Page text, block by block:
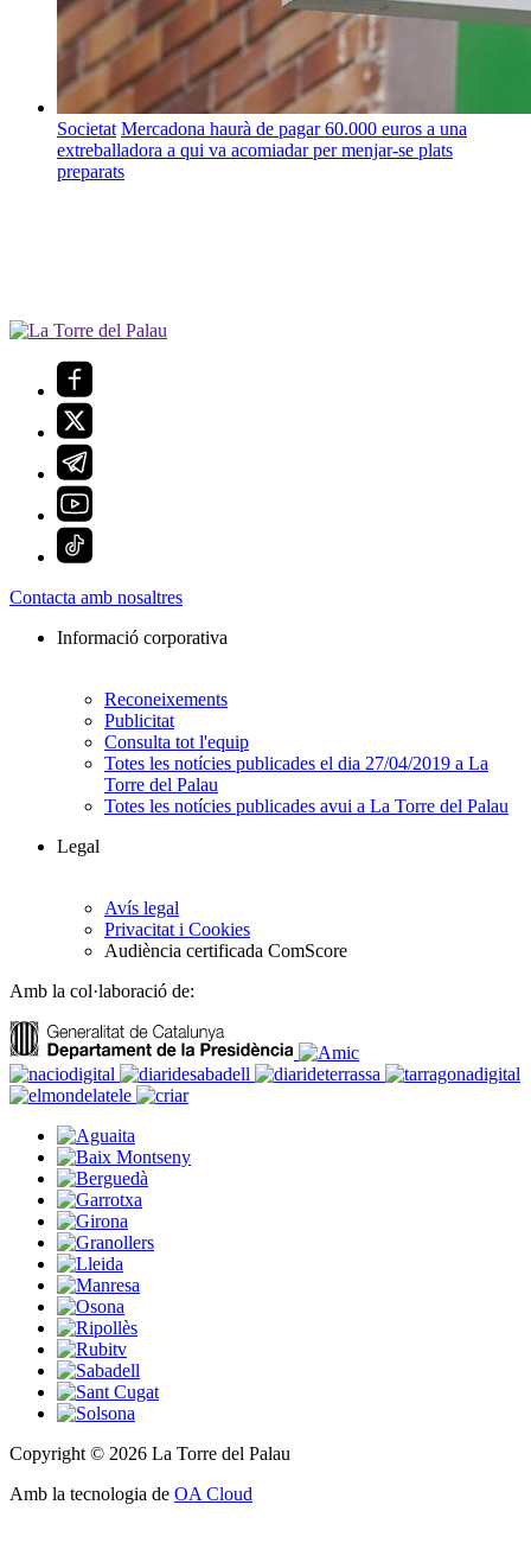
Societat Mercadona haurà de pagar 60.000 euros a una
extreballadora a qui va acomiadar per menjar-se plats
preparats
Contacta amb nosaltres
Informació corporativa
Reconeixements
Publicitat
Consulta tot l'equip
Totes les notícies publicades el dia 27/04/2019 a La
Torre del Palau
Totes les notícies publicades avui a La Torre del Palau
Legal
Avís legal
Privacitat i Cookies
Audiència certificada ComScore
Amb la col·laboració de:
Copyright © 2026 La Torre del Palau
Amb la tecnologia de OA Cloud